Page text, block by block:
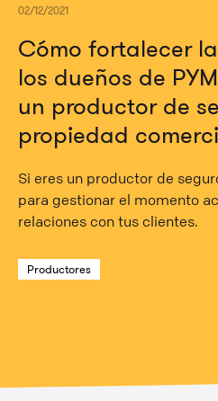
02/12/2021
Cómo fortalecer
los dueños de
un productor de
propiedad
Si eres un productor de
para gestionar el momento
relaciones con tus clientes.
Productores